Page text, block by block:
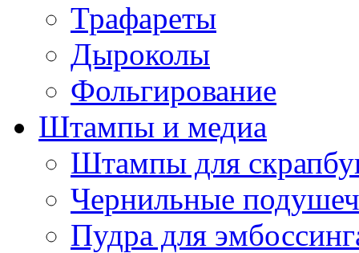
Трафареты
Дыроколы
Фольгирование
Штампы и медиа
Штампы для
Чернильные
Пудра для